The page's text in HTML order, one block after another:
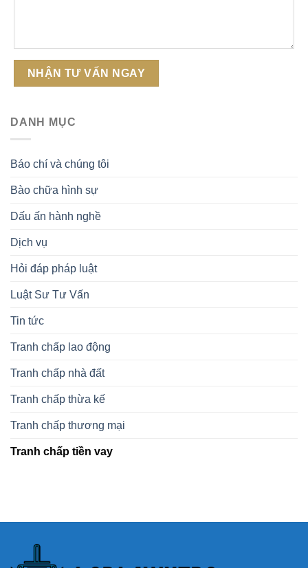
DANH MỤC
Báo chí và chúng tôi
Bào chữa hình sự
Dấu ấn hành nghề
Dịch vụ
Hỏi đáp pháp luật
Luật Sư Tư Vấn
Tin tức
Tranh chấp lao động
Tranh chấp nhà đất
Tranh chấp thừa kế
Tranh chấp thương mại
Tranh chấp tiền vay